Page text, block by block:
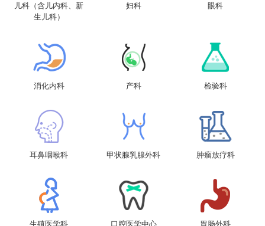
儿科（含儿内科、新
生儿科）
妇科 眼科
消化内科 产科 检验科
耳鼻咽喉科 甲状腺乳腺外科 肿瘤放疗科
生殖医学科 口腔医学中心 胃肠外科